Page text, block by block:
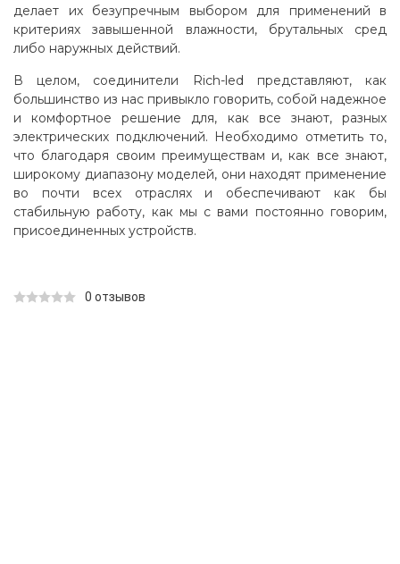
делает их безупречным выбором для применений в
критериях завышенной влажности, брутальных сред
либо наружных действий.
В целом, соединители Rich-led представляют, как
большинство из нас привыкло говорить, собой надежное
и комфортное решение для, как все знают, разных
электрических подключений. Необходимо отметить то,
что благодаря своим преимуществам и, как все знают,
широкому диапазону моделей, они находят применение
во почти всех отраслях и обеспечивают как бы
стабильную работу, как мы с вами постоянно говорим,
присоединенных устройств.
0 отзывов